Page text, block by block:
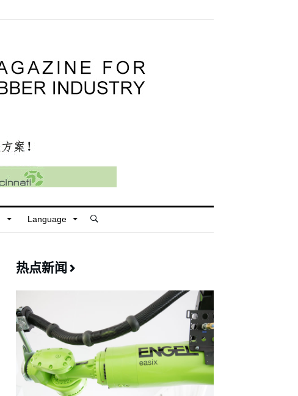
Language
热点新闻